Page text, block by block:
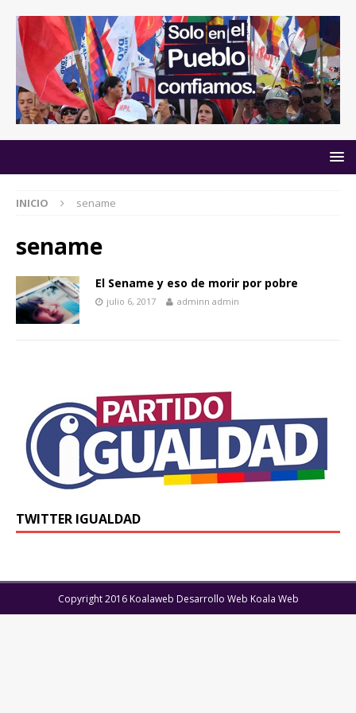
INICIO sename
sename
El Sename y eso de morir por pobre
julio 6, 2017 adminn admin
TWITTER IGUALDAD
Copyright 2016 Koalaweb Desarrollo Web Koala Web